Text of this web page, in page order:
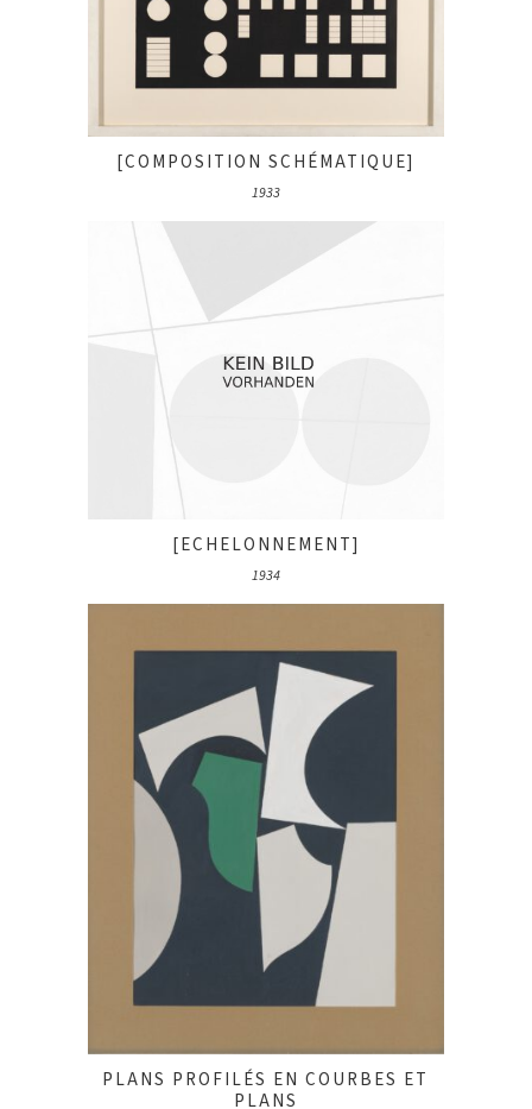
[COMPOSITION SCHÉMATIQUE]
1933
[ECHELONNEMENT]
1934
PLANS PROFILÉS EN COURBES ET
PLANS